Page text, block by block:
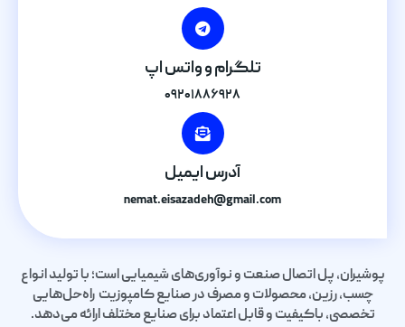
تلگرام و واتس اپ
۰۹۲۰۱۸۸۶۹۲۸
آدرس ایمیل
nemat.eisazadeh@gmail.com
پل اتصال صنعت و نوآوری‌های شیمیایی است؛ با تولید انواع
چسب، رزین، محصولات و مصرف در صنایع کامپوزیت راه‌حل‌هایی
تخصصی، باکیفیت و قابل اعتماد برای صنایع مختلف ارائه می‌دهد.